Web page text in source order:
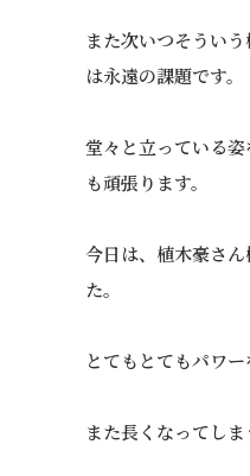
また次いつそうい
は永遠の課題です。
堂々と立っている
も頑張ります。
今日は、植木豪さ
た。
とてもとてもパワー
また長くなってし